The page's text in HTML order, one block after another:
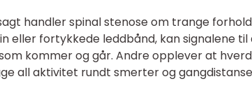
handler spinal stenose om trange
eller fortykkede leddbånd, kan signalene
kommer og går. Andre opplever at
all aktivitet rundt smerter og